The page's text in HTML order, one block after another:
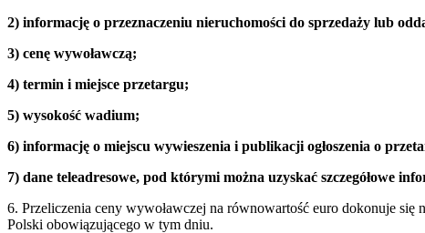
2) informację o przeznaczeniu nieruchomości do sprzedaży lub
3) cenę wywoławczą;
4) termin i miejsce przetargu;
5) wysokość wadium;
6) informację o miejscu wywieszenia i publikacji ogłoszenia o
7) dane teleadresowe, pod którymi można uzyskać szczegółowe
6. Przeliczenia ceny wywoławczej na równowartość euro dokonuje się
Polski obowiązującego w tym dniu.